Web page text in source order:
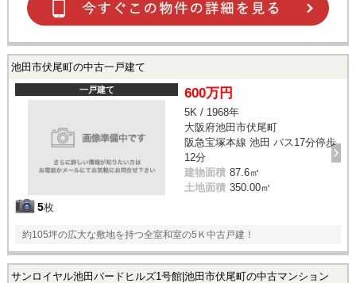
池田市伏尾町の中古一戸建て
一戸建て
5枚
600万円
5K / 1968年
大阪府池田市伏尾町
阪急宝塚本線 池田 バス17分停歩
12分
建物面積 87.6㎡
土地面積 350.00㎡
約105坪の広大な敷地を持つ全室和室の5Ｋ中古戸建！
サンロイヤル池田バードヒルズ1号館|池田市伏尾町の中古マンション